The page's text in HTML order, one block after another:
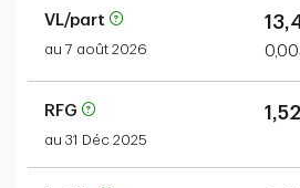
VL/part
au 7 août 2026
RFG
au 31 Déc 2025